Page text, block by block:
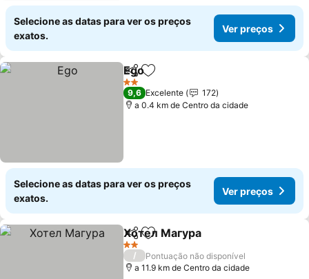
Selecione as datas para ver os preços
exatos.
Ver preços
PartilharAdicionar aos favoritos
Ego
2 Estrelas
9,6 Excelente
172
a 0.4 km de Centro da cidade
Selecione as datas para ver os preços
exatos.
Ver preços
PartilharAdicionar aos favoritos
Хотел Магура
2 Estrelas
/
Pontuação não disponível
a 11.9 km de Centro da cidade